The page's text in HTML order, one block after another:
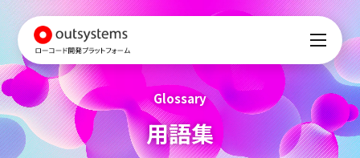
Glossary
用語集